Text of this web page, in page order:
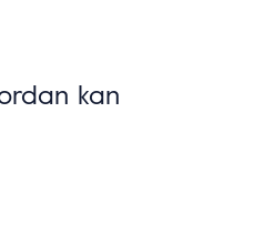
kan